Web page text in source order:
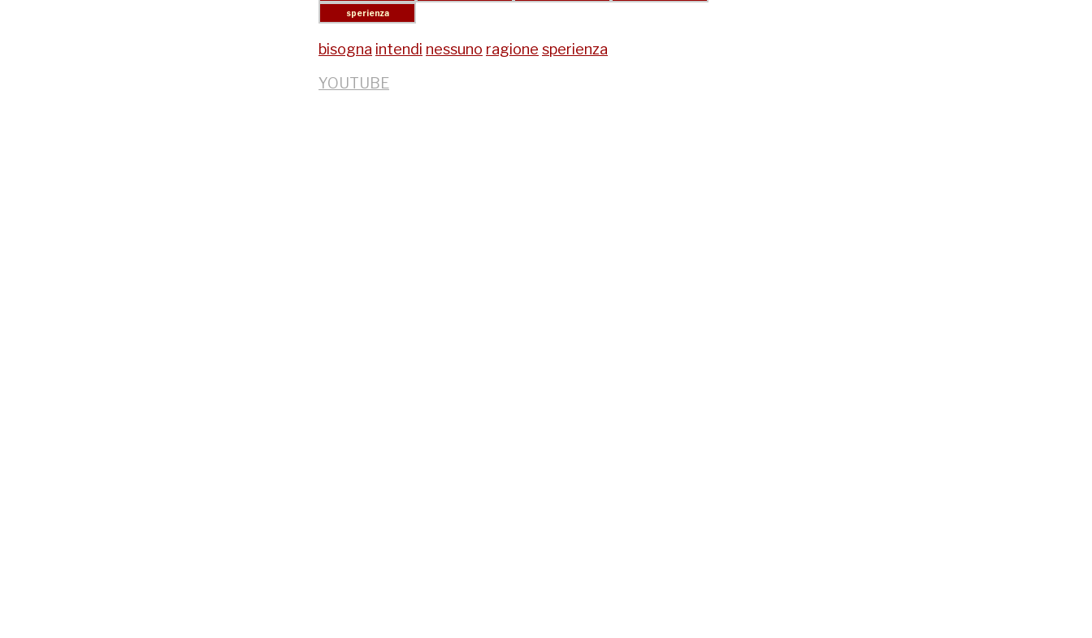
bisogna intendi nessuno ragione sperienza
YOUTUBE